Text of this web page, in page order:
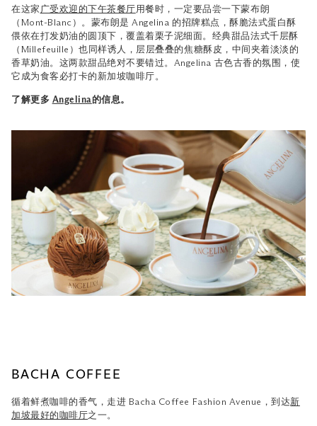
在这家 广受欢迎的下午茶餐厅用餐时，一定要品尝一下蒙布朗
（Mont-Blanc）。蒙布朗是 Angelina 的招牌糕点，酥脆法式蛋白酥
偎依在打发奶油的圆顶下，覆盖着栗子泥细面。经典甜品法式千层酥
（Millefeuille）也同样诱人，层层叠叠的焦糖酥皮，中间夹着淡淡的
香草奶油。这两款甜品绝对不要错过。Angelina 古色古香的氛围，使
它成为食客必打卡的新加坡咖啡厅。
了解更多 Angelina的信息。
BACHA COFFEE
循着鲜煮咖啡的香气，走进 Bacha Coffee Fashion Avenue，到达新
加坡最好的咖啡厅之一。